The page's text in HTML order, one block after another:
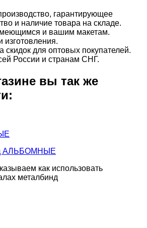
гарантирующее
и наличие товара на складе.
и вашим макетам.
изготовления.
скидок для оптовых покупателей.
России и странам СНГ.
вы так же
АЛЬБОМНЫЕ
как использовать
металбинд